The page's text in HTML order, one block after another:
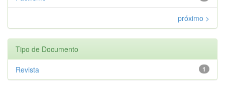
próximo >
Tipo de Documento
1
Revista